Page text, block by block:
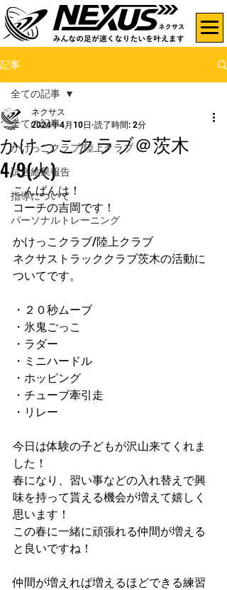
記事
全ての記事
かけっこクラブ/陸上クラブ
試合結果報告
指導について
パーソナルトレーニング
全ての記事
かけっこクラブ＠茨木
4/9(火)
ネクサス
2024年4月10日 読了時間: 2分
こんばんは！
コーチの吉岡です！
かけっこクラブ/陸上クラブ
ネクサストラッククラブ茨木の活動に
ついてです。
・２０秒ムーブ
・氷鬼ごっこ
・ラダー
・ミニハードル
・ホッピング
・チューブ牽引走
・リレー
今日は体験の子どもが沢山来てくれま
した！
春になり、習い事などの入れ替えで興
味を持って貰える機会が増えて嬉しく
思います！
この春に一緒に頑張れる仲間が増える
と良いですね！
仲間が増えれば増えるほどできる練習